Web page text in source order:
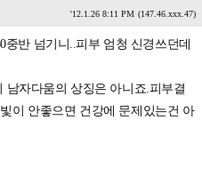
'12.1.26 8:11 PM (147.46.xxx.47)
반 넘기니..피부 엄청 신경쓰던데
자다움의 상징은 아니죠.피부결
이 안좋으면 건강에 문제있는건 아